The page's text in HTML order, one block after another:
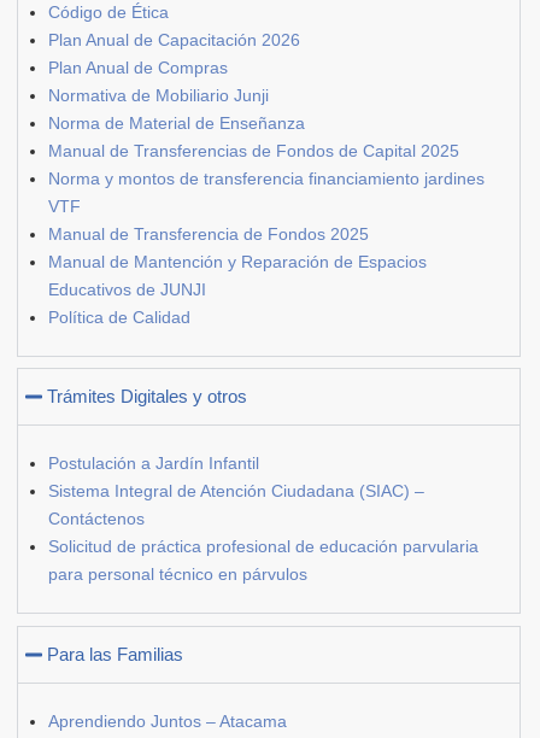
Código de Ética
Plan Anual de Capacitación 2026
Plan Anual de Compras
Normativa de Mobiliario Junji
Norma de Material de Enseñanza
Manual de Transferencias de Fondos de Capital 2025
Norma y montos de transferencia financiamiento jardines
VTF
Manual de Transferencia de Fondos 2025
Manual de Mantención y Reparación de Espacios
Educativos de JUNJI
Política de Calidad
Trámites Digitales y otros
Postulación a Jardín Infantil
Sistema Integral de Atención Ciudadana (SIAC) –
Contáctenos
Solicitud de práctica profesional de educación parvularia
para personal técnico en párvulos
Para las Familias
Aprendiendo Juntos – Atacama